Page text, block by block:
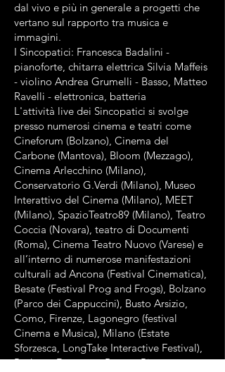
dal vivo e più in generale a progetti che
vertano sul rapporto tra musica e
immagini.
I Sincopatici: Francesca Badalini -
pianoforte, chitarra elettrica Silvia Maffeis
- violino Andrea Grumelli - Basso, Matteo
Ravelli - elettronica, batteria
L'attività live dei Sincopatici si svolge
presso numerosi cinema e teatri come
Cineforum (Bolzano), Cinema del
Carbone (Mantova), Bloom (Mezzago),
Cinema Arlecchino (Milano),
Conservatorio G.Verdi (Milano), Museo
Interattivo del Cinema (Milano), MEET
(Milano), SpazioTeatro89 (Milano), Teatro
Coccia (Novara), teatro di Documenti
(Roma), Cinema Teatro Nuovo (Varese) e
all’interno di numerose manifestazioni
culturali ad Ancona (Festival Cinematica),
Besate (Festival Prog and Frogs), Bolzano
(Parco dei Cappuccini), Busto Arsizio,
Como, Firenze, Lagonegro (festival
Cinema e Musica), Milano (Estate
Sforzesca, LongTake Interactive Festival),
Paderno Dugnano, Parma, Piacenza,